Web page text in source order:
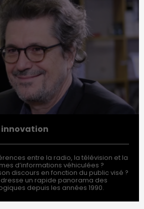
entre la radio, la télévision et la
d’informations véhiculées ?
discours en fonction du public visé ?
un rapide panorama des
depuis les années 1990.